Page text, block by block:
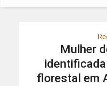
Mulher
florestal em